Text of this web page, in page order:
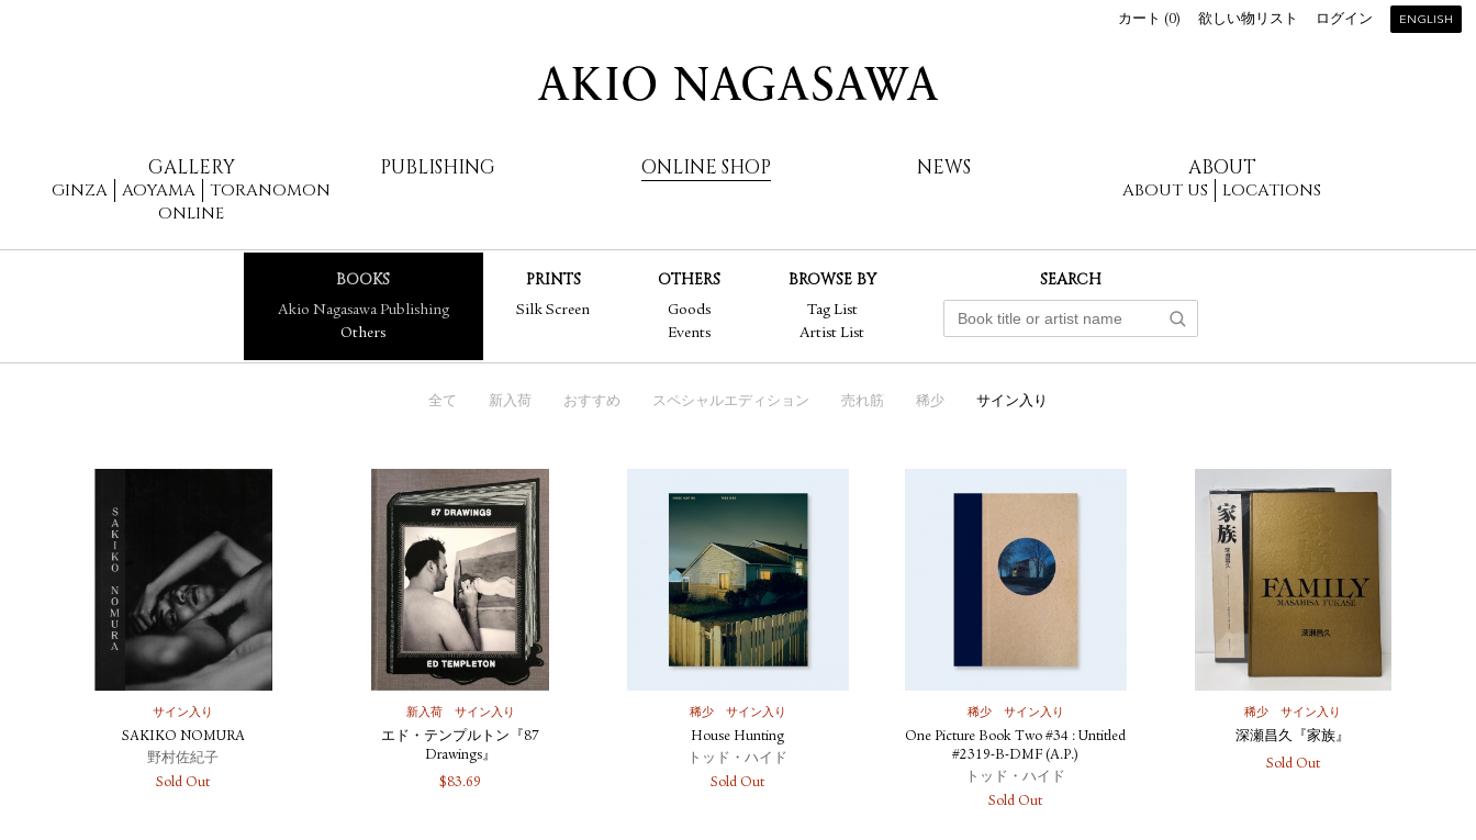
AKIO NAGASAWA
GALLERY
GINZA AOYAMA
TORANOMON
ONLINE
PUBLISHING ONLINE SHOP NEWS ABOUT
ABOUT US LOCATIONS
カート (0) 欲しい物リスト ログイン ENGLISH
BOOKS
Akio Nagasawa Publishing
Others
PRINTS
Silk Screen
OTHERS
Goods
Events
BROWSE BY
Tag List
Artist List
SEARCH
全て 新入荷 おすすめ スペシャルエディション 売れ筋 稀少 サイン入り
サイン入り
SAKIKO NOMURA
野村佐紀子
Sold Out
新入荷 サイン入り
エド・テンプルトン『87
Drawings』
$83.69
稀少 サイン入り
House Hunting
トッド・ハイド
Sold Out
稀少 サイン入り
One Picture Book Two #34 : Untitled
#2319-B-DMF (A.P.)
トッド・ハイド
Sold Out
稀少 サイン入り
深瀬昌久『家族』
Sold Out